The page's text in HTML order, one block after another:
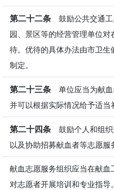
第二十二条 鼓励公共交通
园、景区等的经营管理单位
待。优待的具体办法由市卫
制定。
第二十三条 单位应当为献血
并可以根据实际情况给予适当
第二十四条 鼓励个人和组
以及协助招募献血者等志愿服
献血志愿服务组织应当在献血
对志愿者开展培训和专业指导。